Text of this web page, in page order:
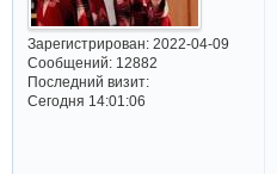
Зарегистрирован: 2022-04-09
Сообщений:12882
Последний визит:
Сегодня 14:01:06